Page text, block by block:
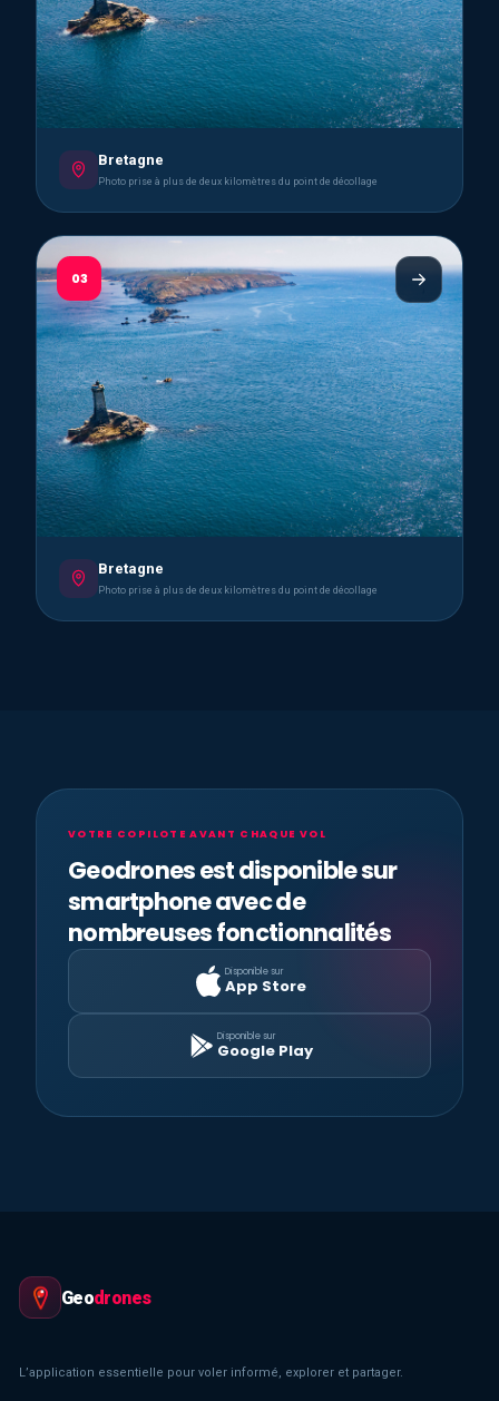
Bretagne
Photo prise à plus de deux kilomètres du point de décollage
03
Bretagne
Photo prise à plus de deux kilomètres du point de décollage
VOTRE COPILOTE AVANT CHAQUE VOL
Geodrones est disponible sur
smartphone avec de
nombreuses fonctionnalités
Disponible sur
App Store
Disponible sur
Google Play
Geodrones
L’application essentielle pour voler informé, explorer et partager.